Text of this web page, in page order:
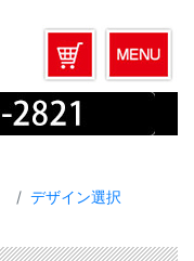
デザイン選択